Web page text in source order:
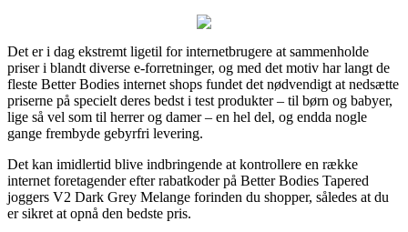
Det er i dag ekstremt ligetil for internetbrugere at sammenholde
priser i blandt diverse e-forretninger, og med det motiv har langt de
fleste Better Bodies internet shops fundet det nødvendigt at nedsætte
priserne på specielt deres bedst i test produkter – til børn og babyer,
lige så vel som til herrer og damer – en hel del, og endda nogle
gange frembyde gebyrfri levering.
Det kan imidlertid blive indbringende at kontrollere en række
internet foretagender efter rabatkoder på Better Bodies Tapered
joggers V2 Dark Grey Melange forinden du shopper, således at du
er sikret at opnå den bedste pris.